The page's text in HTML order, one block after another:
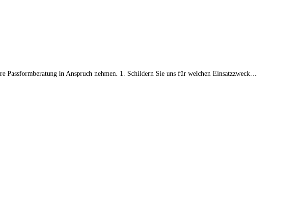
Passformberatung in Anspruch nehmen. 1. Schildern Sie uns für welchen Einsatzzweck…